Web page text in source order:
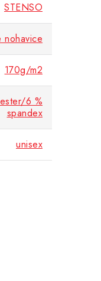
STENSO
nohavice
170g/m2
6 %
spandex
unisex